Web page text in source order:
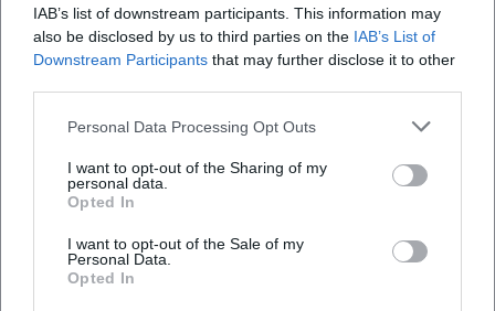
IAB’s list of downstream participants. This information may
also be disclosed by us to third parties on the IAB’s List of
Downstream Participants that may further disclose it to other
Personal Data Processing Opt Outs
I want to opt-out of the Sharing of my
personal data.
Opted In
I want to opt-out of the Sale of my
Personal Data.
Opted In
Die Expertise des Duos zeigt sich in klarem Regeltext,
didaktisch sauberer Einführung, strukturierten Kapitel-
oder Rätselverläufen und stimmiger Materialdramaturgie.
In der Produktion setzen sie mit Verlagen wie KOSMOS,
Eggertspiele/Pegasus, HUCH!, Drei Magier oder
und Qualitätskontrolle auf hohem Niveau sichern. Ihr
Arrangement bevorzugt leicht lesbare Symbolik, modulare
Stilanalyse kristallisieren sich drei Konstanten: narrative
Rahmung als Motivationsmotor, mechanische Kernidee